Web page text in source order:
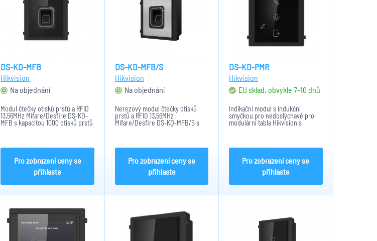
DS-KD-MFB
Hikvision
Na objednání
Modul čtečky otisků prstů a RFID
13,56MHz Mifare/Desfire DS-KD-
MFB s kapacitou 1000 otisků prstů
a 6000 karet. Kompatibilní s IP (B
modulárního...
Pro zobrazení ceny se
přihlaste
DS-KD-MFB/S
Hikvision
Na objednání
Nerezový modul čtečky otisků
prstů a RFID 13,56MHz
Mifare/Desfire DS-KD-MFB/S s
kapacitou 1000 otisků prstů a
drátovou HD jednotkou...
Pro zobrazení ceny se
přihlaste
DS-KD-PMR
Hikvision
EU sklad, obvykle 7-10 dnů
Indikační modul s indukční
smyčkou pro nedoslýchavé pro
modulární tabla Hikvision s
Napájení 12VDC z hovorové...
Pro zobrazení ceny se
přihlaste